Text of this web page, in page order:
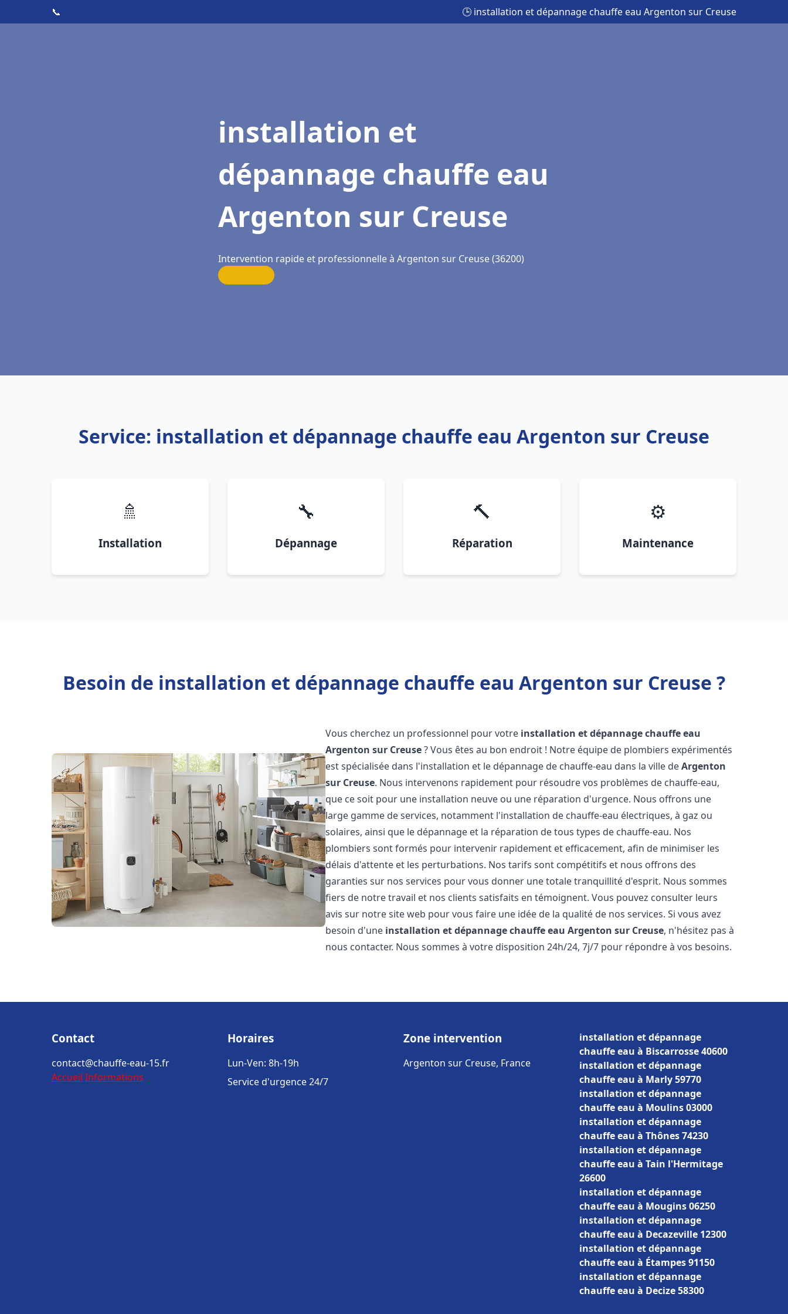
📞 🕒 installation et dépannage chauffe eau Argenton sur Creuse
installation et
dépannage chauffe eau
Argenton sur Creuse
Intervention rapide et professionnelle à Argenton sur Creuse (36200)
Service: installation et dépannage chauffe eau Argenton sur Creuse
🚿
Installation
🔧
Dépannage
🔨
Réparation
⚙️
Maintenance
Besoin de installation et dépannage chauffe eau Argenton sur Creuse ?
Vous cherchez un professionnel pour votre installation et dépannage chauffe eau
Argenton sur Creuse? Vous êtes au bon endroit ! Notre équipe de plombiers expérimentés
est spécialisée dans l'installation et le dépannage de chauffe-eau dans la ville deArgenton
sur Creuse. Nous intervenons rapidement pour résoudre vos problèmes de chauffe-eau,
que ce soit pour une installation neuve ou une réparation d'urgence. Nous offrons une
large gamme de services, notamment l'installation de chauffe-eau électriques, à gaz ou
solaires, ainsi que le dépannage et la réparation de tous types de chauffe-eau. Nos
plombiers sont formés pour intervenir rapidement et efficacement, afin de minimiser les
délais d'attente et les perturbations. Nos tarifs sont compétitifs et nous offrons des
garanties sur nos services pour vous donner une totale tranquillité d'esprit. Nous sommes
fiers de notre travail et nos clients satisfaits en témoignent. Vous pouvez consulter leurs
avis sur notre site web pour vous faire une idée de la qualité de nos services. Si vous avez
besoin d'une installation et dépannage chauffe eau Argenton sur Creuse, n'hésitez pas à
nous contacter. Nous sommes à votre disposition 24h/24, 7j/7 pour répondre à vos besoins.
Contact
contact@chauffe-eau-15.fr
Accueil Informations
Horaires
Lun-Ven: 8h-19h
Service d'urgence 24/7
Zone intervention
Argenton sur Creuse, France
installation et dépannage
chauffe eau à Biscarrosse 40600
installation et dépannage
chauffe eau à Marly 59770
installation et dépannage
chauffe eau à Moulins 03000
installation et dépannage
chauffe eau à Thônes 74230
installation et dépannage
chauffe eau à Tain l'Hermitage
26600
installation et dépannage
chauffe eau à Mougins 06250
installation et dépannage
chauffe eau à Decazeville 12300
installation et dépannage
chauffe eau à Étampes 91150
installation et dépannage
chauffe eau à Decize 58300